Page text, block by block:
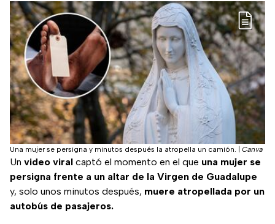
Una mujer se persigna y minutos después la atropella un camión. Canva
Un video viral captó el momento en el que una mujer se
persigna frente a un altar de la Virgen de Guadalupe
y, solo unos minutos después, muere atropellada por un
autobús de pasajeros.